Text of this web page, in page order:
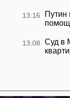
13:16
Путин
13:08
Суд в